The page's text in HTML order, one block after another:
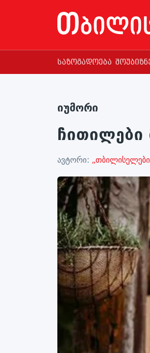
საზოგადოება
იუმორი
ჩითილები
ავტორი: